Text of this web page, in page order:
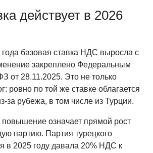
действует в 2026
базовая ставка НДС выросла с
закреплено Федеральным
от 28.11.2025. Это не только
ровно по той же ставке облагается
за рубежа, в том числе из Турции.
означает прямой рост
партию. Партия турецкого
в 2025 году давала 20% НДС к